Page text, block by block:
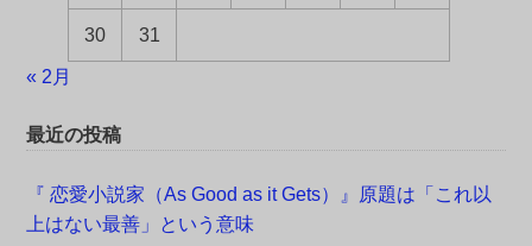
30 31
« 2月
最近の投稿
『 恋愛小説家（As Good as it Gets）』原題は「これ以
上はない最善」という意味